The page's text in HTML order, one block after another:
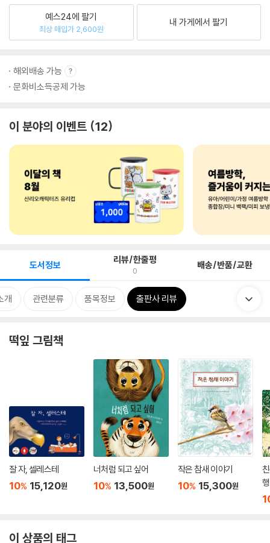
예스24에 팔기
최상 매입가 2,600원
내 가게에서 팔기
해외배송 가능
문화비소득공제 가능
이 분야의 이벤트 12
도서정보 리뷰/한줄평
0 배송/반품/교환
개 관련분류 품목정보 출판사 리뷰
떡잎 그림책
잘 자, 셀레스테
10% 15,120원
너처럼 되고 싶어
10% 13,500원
작은 참새 이야기
10% 15,300원
행
이 상품의 태그